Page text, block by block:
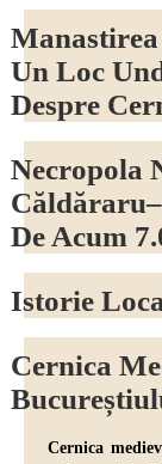
Un Loc
Despre
Necropola
De Acum
Istorie
Cernica
Cernica